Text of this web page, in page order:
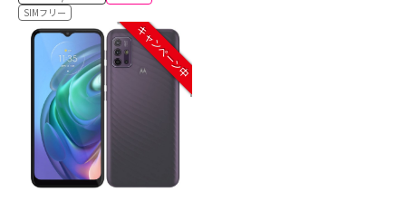
SIMフリー
キャンペーン中